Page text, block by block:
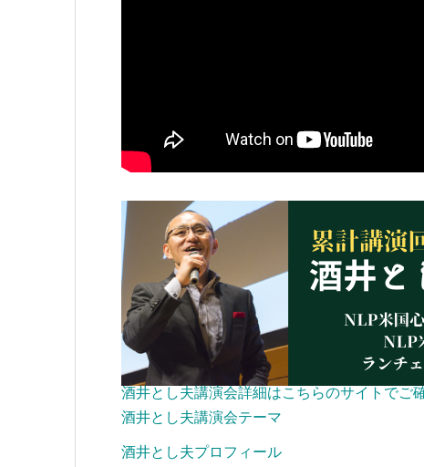
酒井とし夫講演会詳細はこちらのサイトでご
酒井とし夫講演会テーマ
酒井とし夫プロフィール